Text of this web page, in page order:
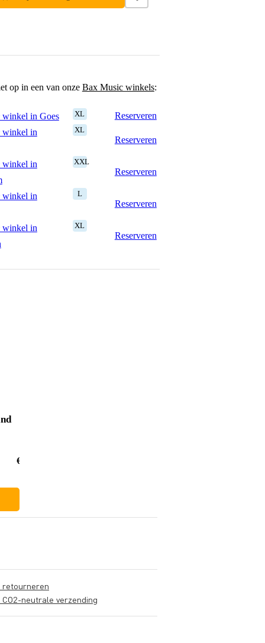
op in een van onze Bax Music winkels:
in Goes XL
Reserveren
winkel in
XL
Reserveren
winkel in
XXL
Reserveren
winkel in
L
Reserveren
winkel in
XL
Reserveren
€ 544,-
retourneren
CO2-neutrale verzending